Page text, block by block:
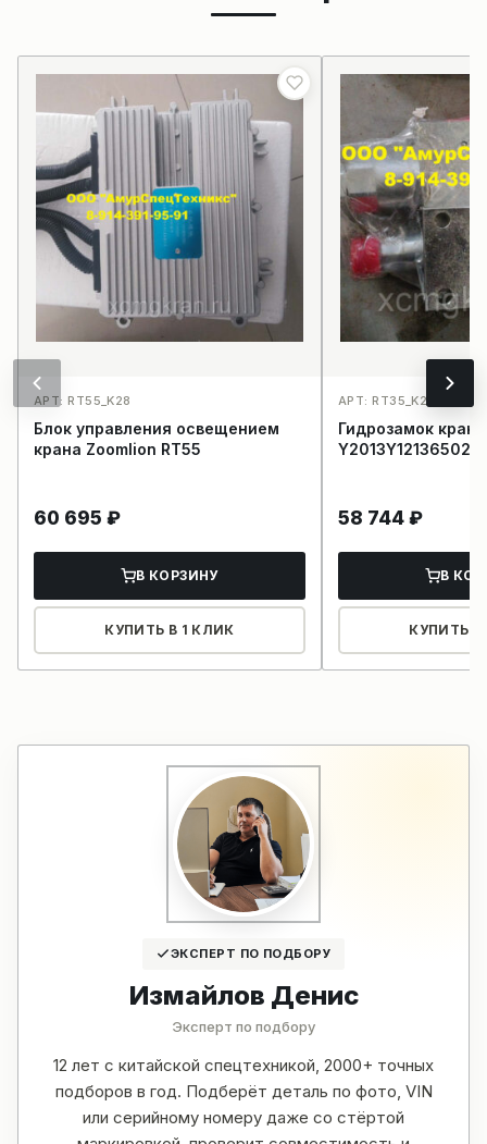
АРТ: RT55_K28
Блок управления освещением
крана Zoomlion RT55
60 695 ₽
В КОРЗИНУ
КУПИТЬ В 1 КЛИК
АРТ: RT35_K25
Гидрозамок
Y2013Y12136502
58 744 ₽
В
КУПИТЬ В
ЭКСПЕРТ ПО ПОДБОРУ
Измайлов Денис
Эксперт по подбору
12 лет с китайской спецтехникой, 2000+ точных
подборов в год. Подберёт деталь по фото, VIN
или серийному номеру даже со стёртой